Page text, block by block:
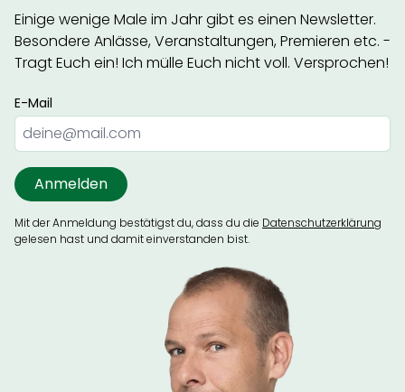
Einige wenige Male im Jahr gibt es einen Newsletter.
Besondere Anlässe, Veranstaltungen, Premieren etc. -
Tragt Euch ein! Ich mülle Euch nicht voll. Versprochen!
E-Mail
Mit der Anmeldung bestätigst du, dass du die Datenschutzerklärung
gelesen hast und damit einverstanden bist.